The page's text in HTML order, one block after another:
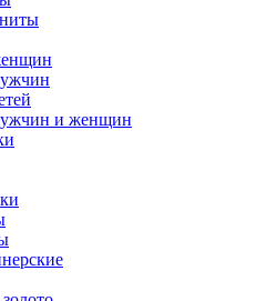
и женщин